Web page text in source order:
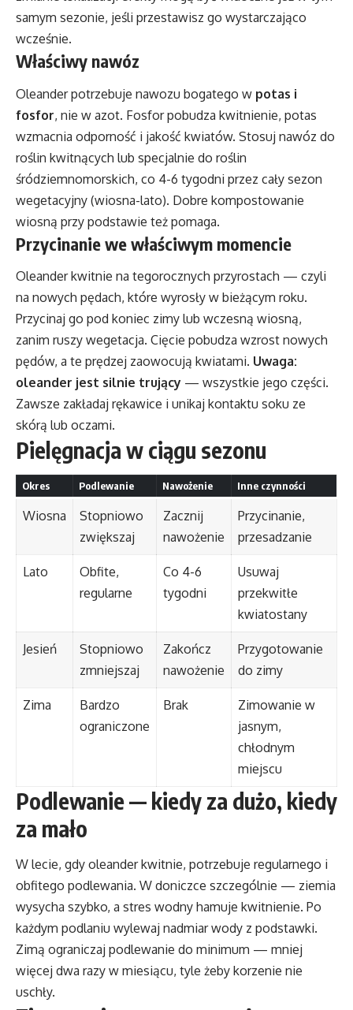
samym sezonie, jeśli przestawisz go wystarczająco
wcześnie.
Właściwy nawóz
Oleander potrzebuje nawozu bogatego w potas i
fosfor, nie w azot. Fosfor pobudza kwitnienie, potas
wzmacnia odporność i jakość kwiatów. Stosuj nawóz do
roślin kwitnących lub specjalnie do roślin
śródziemnomorskich, co 4-6 tygodni przez cały sezon
wegetacyjny (wiosna-lato). Dobre kompostowanie
wiosną przy podstawie też pomaga.
Przycinanie we właściwym momencie
Oleander kwitnie na tegorocznych przyrostach — czyli
na nowych pędach, które wyrosły w bieżącym roku.
Przycinaj go pod koniec zimy lub wczesną wiosną,
zanim ruszy wegetacja. Cięcie pobudza wzrost nowych
pędów, a te prędzej zaowocują kwiatami. Uwaga:
oleander jest silnie trujący — wszystkie jego części.
Zawsze zakładaj rękawice i unikaj kontaktu soku ze
skórą lub oczami.
Pielęgnacja w ciągu sezonu
Okres Podlewanie Nawożenie Inne czynności
Wiosna
Stopniowo
zwiększaj
Zacznij
nawożenie
Przycinanie,
przesadzanie
Lato
Obfite,
regularne
Co 4-6
tygodni
Usuwaj
przekwitłe
kwiatostany
Jesień
Stopniowo
zmniejszaj
Zakończ
nawożenie
Przygotowanie
do zimy
Zima
Bardzo
ograniczone
Brak
Zimowanie w
jasnym,
chłodnym
miejscu
Podlewanie — kiedy za dużo, kiedy
za mało
W lecie, gdy oleander kwitnie, potrzebuje regularnego i
obfitego podlewania. W doniczce szczególnie — ziemia
wysycha szybko, a stres wodny hamuje kwitnienie. Po
każdym podlaniu wylewaj nadmiar wody z podstawki.
Zimą ograniczaj podlewanie do minimum — mniej
więcej dwa razy w miesiącu, tyle żeby korzenie nie
uschły.